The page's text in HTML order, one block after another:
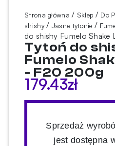
Strona główna / Sklep / Do
shishy/ Jasne tytonie /
do shishy Fumelo
Tytoń do
Fumelo
- F20 200g
179.43zł
Sprzedaż
jest dostępna